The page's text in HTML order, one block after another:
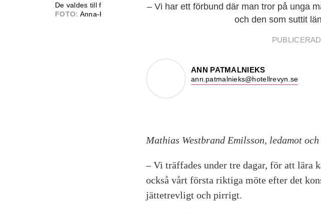
De valdes till förbundsstyrelse i juni 2018.
FOTO: Anna-Karin Nilsson
– Vi har ett förbund där man tror på unga
och den som suttit
ANN PATMALNIEKS
ann.patmalnieks@hotellrevyn.se
Mathias Westbrand Emilsson, ledamot
– Vi träffades under tre dagar, för att lära
också vårt första riktiga möte efter det
jättetrevligt och pirrigt.